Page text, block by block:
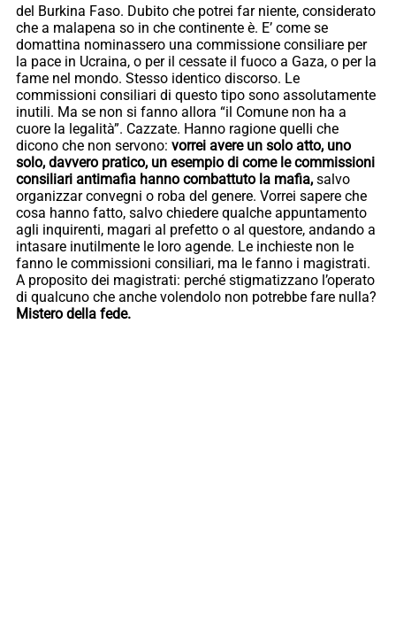
del Burkina Faso. Dubito che potrei far niente, considerato
che a malapena so in che continente è. E’ come se
domattina nominassero una commissione consiliare per
la pace in Ucraina, o per il cessate il fuoco a Gaza, o per la
fame nel mondo. Stesso identico discorso. Le
commissioni consiliari di questo tipo sono assolutamente
inutili. Ma se non si fanno allora “il Comune non ha a
cuore la legalità”. Cazzate. Hanno ragione quelli che
dicono che non servono: vorrei avere un solo atto, uno
solo, davvero pratico, un esempio di come le commissioni
consiliari antimafia hanno combattuto la mafia, salvo
organizzar convegni o roba del genere. Vorrei sapere che
cosa hanno fatto, salvo chiedere qualche appuntamento
agli inquirenti, magari al prefetto o al questore, andando a
intasare inutilmente le loro agende. Le inchieste non le
fanno le commissioni consiliari, ma le fanno i magistrati.
A proposito dei magistrati: perché stigmatizzano l’operato
di qualcuno che anche volendolo non potrebbe fare nulla?
Mistero della fede.